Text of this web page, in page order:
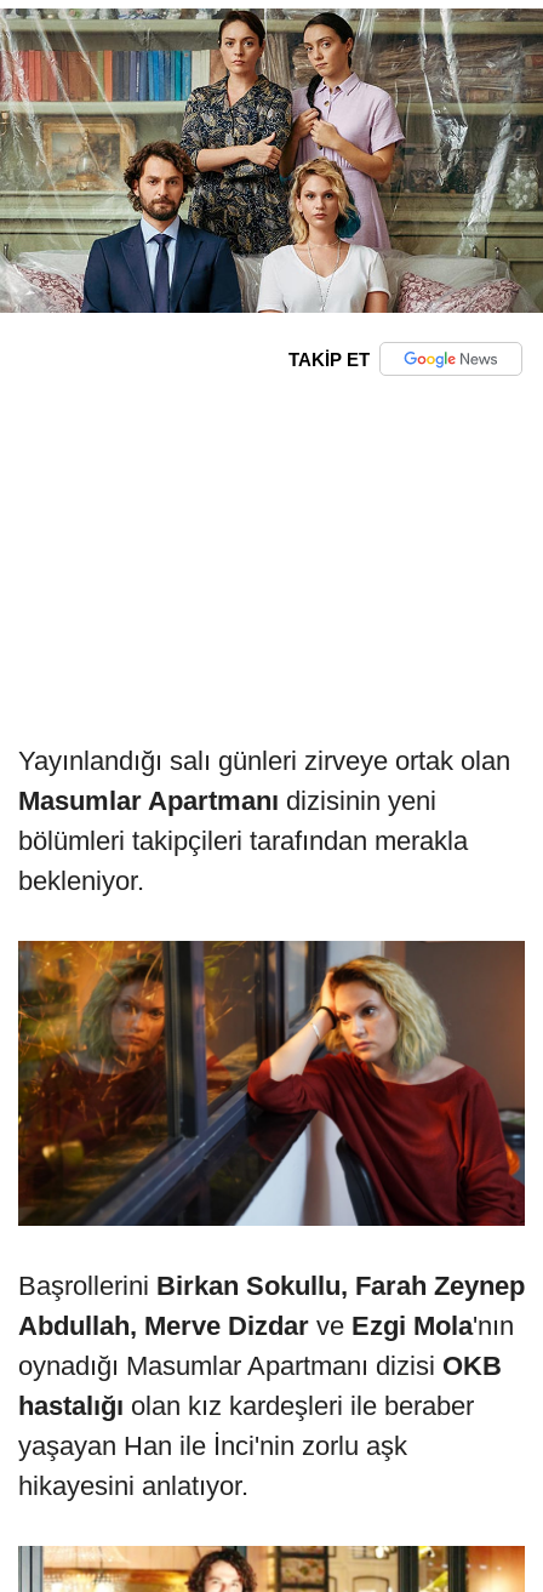
TAKİP ET
Yayınlandığı salı günleri zirveye ortak olan
Masumlar Apartmanı dizisinin yeni
bölümleri takipçileri tarafından merakla
bekleniyor.
Başrollerini Birkan Sokullu, Farah Zeynep
Abdullah, Merve Dizdar ve Ezgi Mola'nın
oynadığı Masumlar Apartmanı dizisi OKB
hastalığı olan kız kardeşleri ile beraber
yaşayan Han ile İnci'nin zorlu aşk
hikayesini anlatıyor.